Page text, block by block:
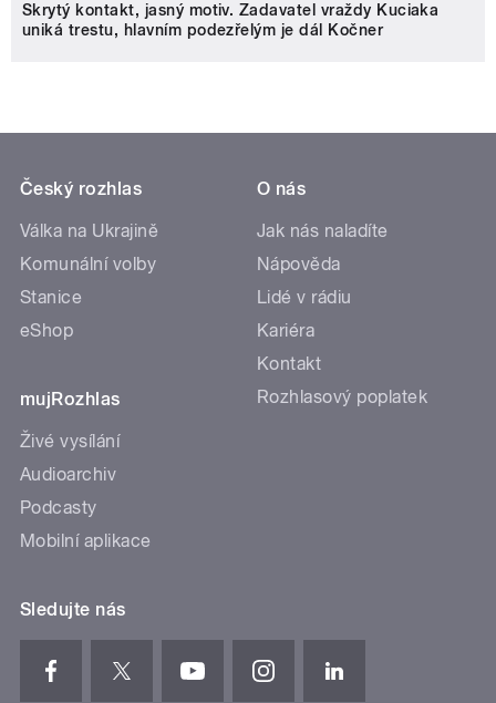
Skrytý kontakt, jasný motiv. Zadavatel vraždy Kuciaka
uniká trestu, hlavním podezřelým je dál Kočner
Český rozhlas
Válka na Ukrajině
Komunální volby
Stanice
eShop
mujRozhlas
Živé vysílání
Audioarchiv
Podcasty
Mobilní aplikace
O nás
Jak nás naladíte
Nápověda
Lidé v rádiu
Kariéra
Kontakt
Rozhlasový poplatek
Sledujte nás